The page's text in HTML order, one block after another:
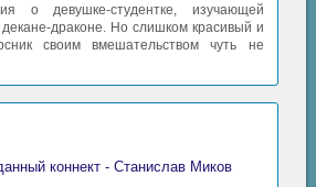
о девушке-студентке, изучающей
драконе. Но слишком красивый и
своим вмешательством чуть не
коннект - Станислав Миков